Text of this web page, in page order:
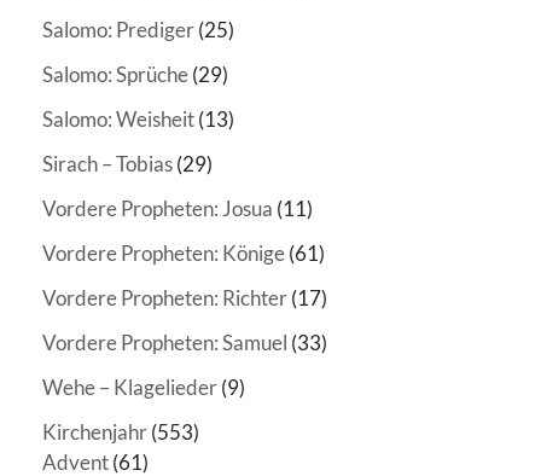
Salomo: Prediger(25)
Salomo: Sprüche(29)
Salomo: Weisheit(13)
Sirach – Tobias(29)
Vordere Propheten: Josua (11)
Vordere Propheten: Könige(61)
Vordere Propheten: Richter(17)
Vordere Propheten: Samuel (33)
Wehe – Klagelieder(9)
Kirchenjahr(553)
Advent(61)